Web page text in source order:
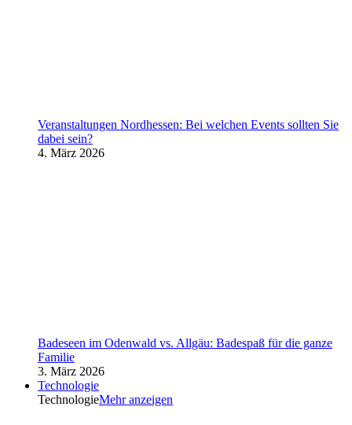
Veranstaltungen Nordhessen: Bei welchen Events sollten Sie
dabei sein?
4. März 2026
Badeseen im Odenwald vs. Allgäu: Badespaß für die ganze
Familie
3. März 2026
Technologie
TechnologieMehr anzeigen